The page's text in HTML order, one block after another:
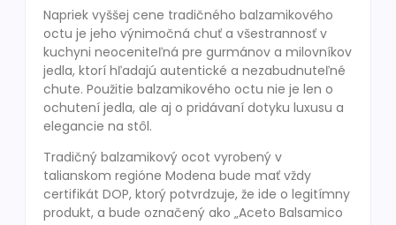
Napriek vyššej cene tradičného balzamikového
octu je jeho výnimočná chuť a všestrannosť v
kuchyni neoceniteľná pre gurmánov a milovníkov
jedla, ktorí hľadajú autentické a nezabudnuteľné
chute. Použitie balzamikového octu nie je len o
ochutení jedla, ale aj o pridávaní dotyku luxusu a
elegancie na stôl.
Tradičný balzamikový ocot vyrobený v
talianskom regióne Modena bude mať vždy
certifikát DOP, ktorý potvrdzuje, že ide o legitímny
produkt, a bude označený ako „Aceto Balsamico